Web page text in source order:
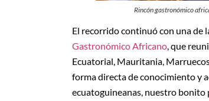
Rincón gastronómico
El recorrido continuó con una de
Gastronómico Africano, que
Ecuatorial, Mauritania,
forma directa de conocimiento y
ecuatoguineanas, nuestro bonito